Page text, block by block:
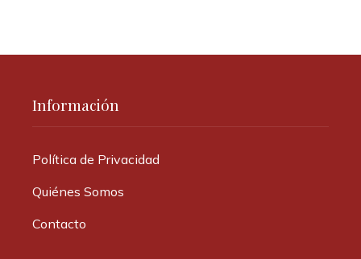
Información
Política de Privacidad
Quiénes Somos
Contacto